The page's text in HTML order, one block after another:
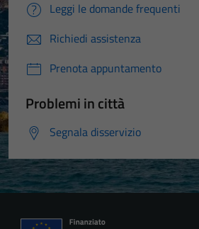
Leggi le domande frequenti
Richiedi assistenza
Prenota appuntamento
Problemi in città
Segnala disservizio